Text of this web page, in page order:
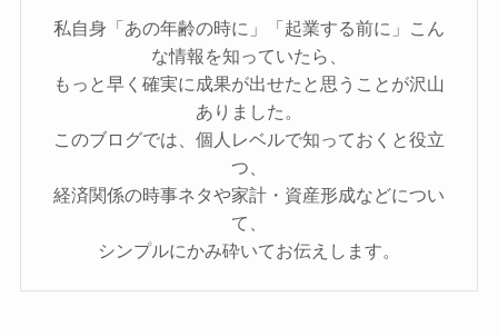
私自身「あの年齢の時に」「起業する前に」こん
な情報を知っていたら、
もっと早く確実に成果が出せたと思うことが沢山
ありました。
このブログでは、個人レベルで知っておくと役立
つ、
経済関係の時事ネタや家計・資産形成などについ
て、
シンプルにかみ砕いてお伝えします。